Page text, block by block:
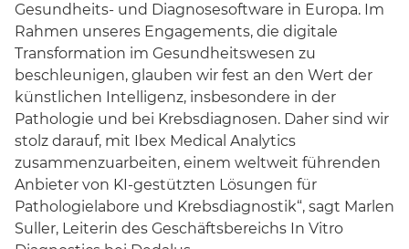
Gesundheits- und Diagnosesoftware in Europa. Im
Rahmen unseres Engagements, die digitale
Transformation im Gesundheitswesen zu
beschleunigen, glauben wir fest an den Wert der
künstlichen Intelligenz, insbesondere in der
Pathologie und bei Krebsdiagnosen. Daher sind wir
stolz darauf, mit Ibex Medical Analytics
zusammenzuarbeiten, einem weltweit führenden
Anbieter von KI-gestützten Lösungen für
Pathologielabore und Krebsdiagnostik“, sagt Marlen
Suller, Leiterin des Geschäftsbereichs In Vitro